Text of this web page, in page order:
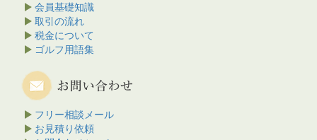
会員基礎知識
取引の流れ
税金について
ゴルフ用語集
フリー相談メール
お見積り依頼